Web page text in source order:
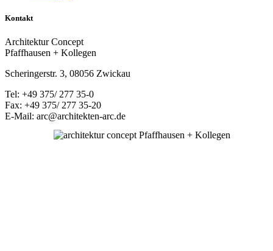
Kontakt
Architektur Concept
Pfaffhausen + Kollegen
Scheringerstr. 3, 08056 Zwickau
Tel: +49 375/ 277 35-0
Fax: +49 375/ 277 35-20
E-Mail: arc@architekten-arc.de